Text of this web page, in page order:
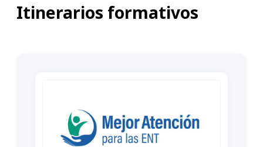
Itinerarios formativos